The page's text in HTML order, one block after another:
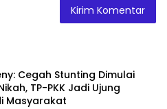
Cegah Stunting Dimulai
TP-PKK Jadi Ujung
Masyarakat